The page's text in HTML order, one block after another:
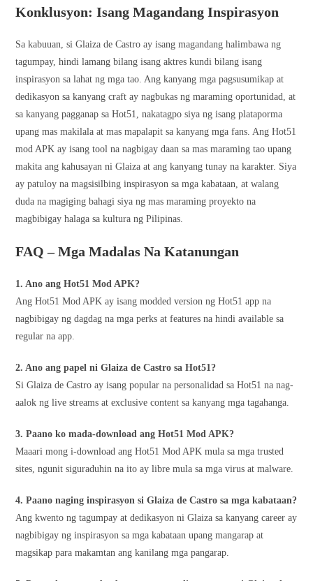
Konklusyon: Isang Magandang Inspirasyon
Sa kabuuan, si Glaiza de Castro ay isang magandang halimbawa ng
tagumpay, hindi lamang bilang isang aktres kundi bilang isang
inspirasyon sa lahat ng mga tao. Ang kanyang mga pagsusumikap at
dedikasyon sa kanyang craft ay nagbukas ng maraming oportunidad, at
sa kanyang pagganap sa Hot51, nakatagpo siya ng isang plataporma
upang mas makilala at mas mapalapit sa kanyang mga fans. Ang Hot51
mod APK ay isang tool na nagbigay daan sa mas maraming tao upang
makita ang kahusayan ni Glaiza at ang kanyang tunay na karakter. Siya
ay patuloy na magsisilbing inspirasyon sa mga kabataan, at walang
duda na magiging bahagi siya ng mas maraming proyekto na
magbibigay halaga sa kultura ng Pilipinas.
FAQ – Mga Madalas Na Katanungan
1. Ano ang Hot51 Mod APK?
Ang Hot51 Mod APK ay isang modded version ng Hot51 app na
nagbibigay ng dagdag na mga perks at features na hindi available sa
regular na app.
2. Ano ang papel ni Glaiza de Castro sa Hot51?
Si Glaiza de Castro ay isang popular na personalidad sa Hot51 na nag-
aalok ng live streams at exclusive content sa kanyang mga tagahanga.
3. Paano ko mada-download ang Hot51 Mod APK?
Maaari mong i-download ang Hot51 Mod APK mula sa mga trusted
sites, ngunit siguraduhin na ito ay libre mula sa mga virus at malware.
4. Paano naging inspirasyon si Glaiza de Castro sa mga kabataan?
Ang kwento ng tagumpay at dedikasyon ni Glaiza sa kanyang career ay
nagbibigay ng inspirasyon sa mga kabataan upang mangarap at
magsikap para makamtan ang kanilang mga pangarap.